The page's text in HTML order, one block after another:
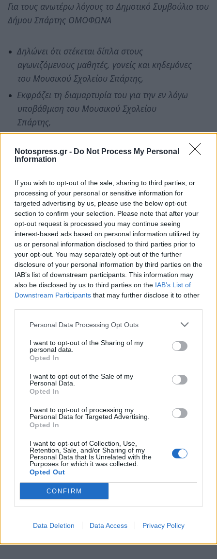
Notospress.gr - Do Not Process My Personal
Information
If you wish to opt-out of the sale, sharing to third parties, or
processing of your personal or sensitive information for
targeted advertising by us, please use the below opt-out
section to confirm your selection. Please note that after your
opt-out request is processed you may continue seeing
interest-based ads based on personal information utilized by
us or personal information disclosed to third parties prior to
your opt-out. You may separately opt-out of the further
disclosure of your personal information by third parties on the
IAB’s list of downstream participants. This information may
also be disclosed by us to third parties on the IAB’s List of
Downstream Participants that may further disclose it to other
Personal Data Processing Opt Outs
I want to opt-out of the Sharing of my
personal data.
Opted In
I want to opt-out of the Sale of my
Personal Data.
Opted In
I want to opt-out of processing my
Personal Data for Targeted Advertising.
Opted In
I want to opt-out of Collection, Use,
Retention, Sale, and/or Sharing of my
Personal Data that Is Unrelated with the
Purposes for which it was collected.
Opted Out
CONFIRM
Data Deletion Data Access Privacy Policy
Για τους ανωτέρω λόγους το Δημοτικό Συμβούλιο του
Δήμου Σπάρτης ΟΜΟΦΩΝΑ
Δηλώνει ότι στέκεται δίπλα στους
αγωνιζόμενους μαθητές, γονείς και κηδεμόνες
του Μουσικού Σχολείου Σπάρτης,
Εκφράζει τη διαμαρτυρία του για την εν λόγω
υποβάθμιση του Μουσικού Σχολείου
Σπάρτης,
Νομού, την Περιφερειακή Ενότητα Λακωνίας,
όλους τους φορείς του τόπου.
Καλεί το Υπουργείο Παιδείας και την αρμόδια
Υπουργό να λάβει τα απαραίτητα μέτρα, που
θα διασφαλίσουν την ομαλή και απρόσκοπτη
λειτουργία του Μουσικού Σχολείου Σπάρτης.»
Ακολουθήστε τοnotospress.grστο Google News και
μάθετε πρώτοιόλες τις ειδήσεις
TAGS: ΜΟΥΣΙΚΟ ΣΧΟΛΕΙΟ ΣΠΑΡΤΗΣ
ΣΠΑΡΤΗ
ΔΗΜΟΤΙΚΟ ΣΥΜΒΟΥΛΙΟ ΣΠΑΡΤΗΣ
ΑΥΤΟΔΙΟΙΚΗΣΗ